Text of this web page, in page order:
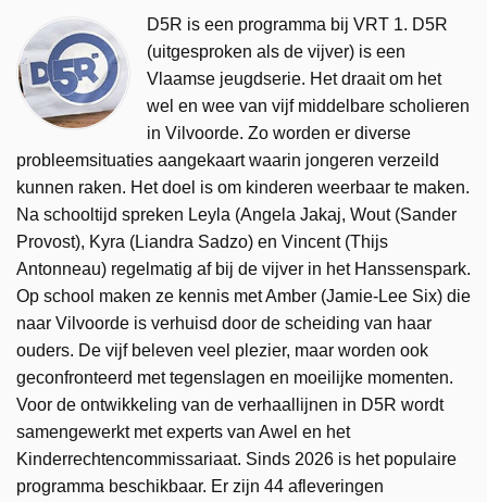
D5R is een programma bij VRT 1. D5R
(uitgesproken als de vijver) is een
Vlaamse jeugdserie. Het draait om het
wel en wee van vijf middelbare scholieren
in Vilvoorde. Zo worden er diverse
probleemsituaties aangekaart waarin jongeren verzeild
kunnen raken. Het doel is om kinderen weerbaar te maken.
Na schooltijd spreken Leyla (Angela Jakaj, Wout (Sander
Provost), Kyra (Liandra Sadzo) en Vincent (Thijs
Antonneau) regelmatig af bij de vijver in het Hanssenspark.
Op school maken ze kennis met Amber (Jamie-Lee Six) die
naar Vilvoorde is verhuisd door de scheiding van haar
ouders. De vijf beleven veel plezier, maar worden ook
geconfronteerd met tegenslagen en moeilijke momenten.
Voor de ontwikkeling van de verhaallijnen in D5R wordt
samengewerkt met experts van Awel en het
Kinderrechtencommissariaat. Sinds 2026 is het populaire
programma beschikbaar. Er zijn 44 afleveringen